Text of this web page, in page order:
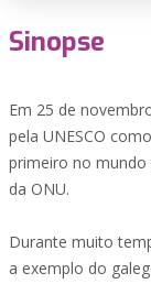
Sinopse
Em 25 de
pela UNESCO
primeiro no
da ONU.
Durante muito
a exemplo do